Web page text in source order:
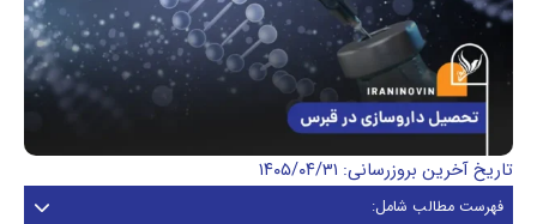
تاریخ آخرین بروزرسانی: ۱۴۰۵/۰۴/۳۱
فهرست مطالب شامل: